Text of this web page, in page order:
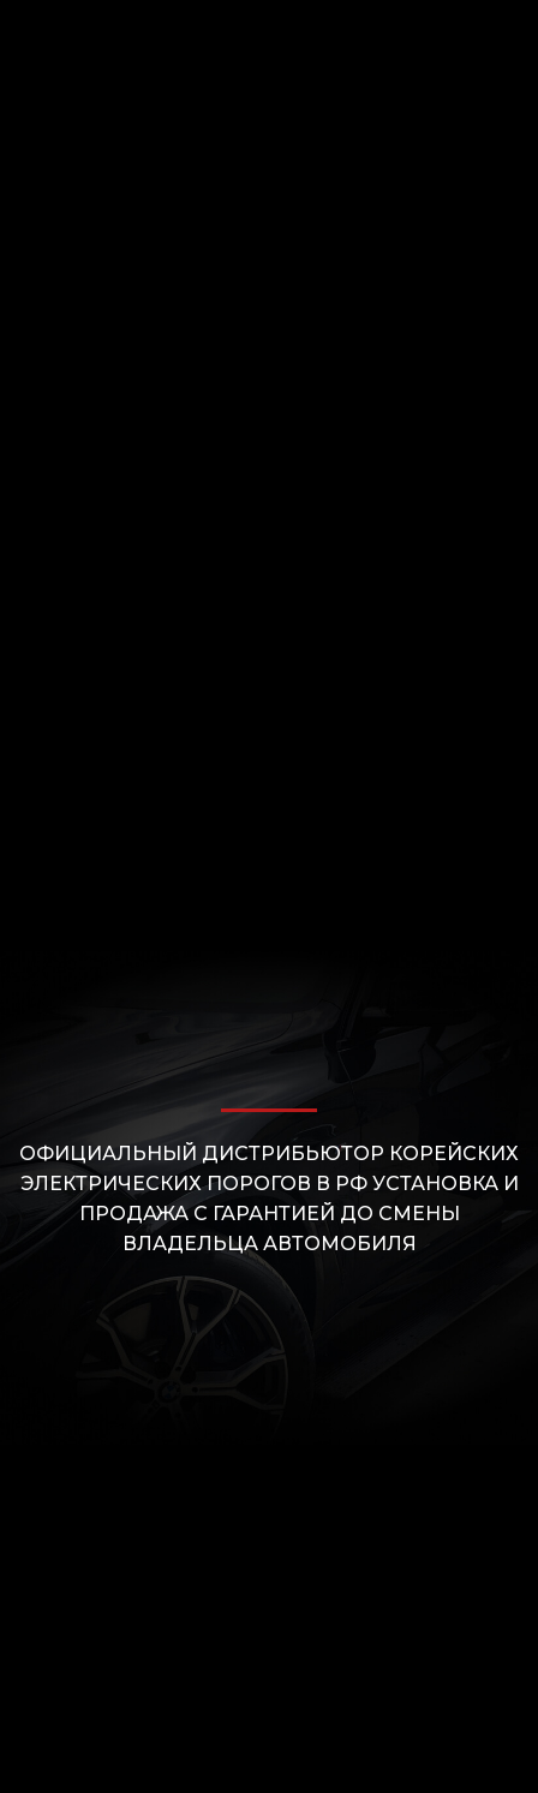
ОФИЦИАЛЬНЫЙ ДИСТРИБЬЮТОР КОРЕЙСКИХ
ЭЛЕКТРИЧЕСКИХ ПОРОГОВ В РФ УСТАНОВКА И
ПРОДАЖА С ГАРАНТИЕЙ ДО СМЕНЫ
ВЛАДЕЛЬЦА АВТОМОБИЛЯ